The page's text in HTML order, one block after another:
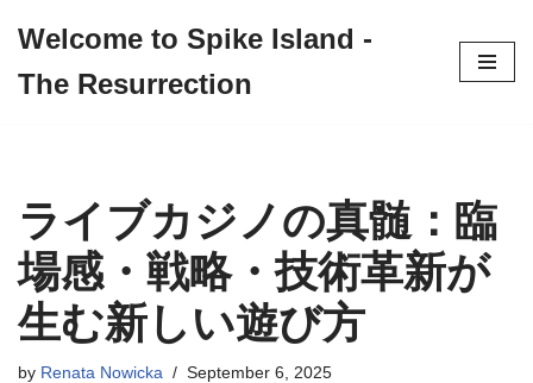
to
Welcome to Spike Island -
The Resurrection
ライブカジノの真髄：臨
場感・戦略・技術革新が
生む新しい遊び方
by Renata Nowicka September 6, 2025